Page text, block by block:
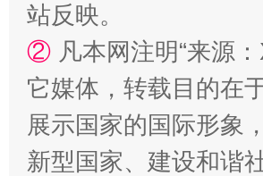
站反映。
② 凡本网注明“来源
它媒体，转载目的在
展示国家的国际形象
新型国家、建设和谐